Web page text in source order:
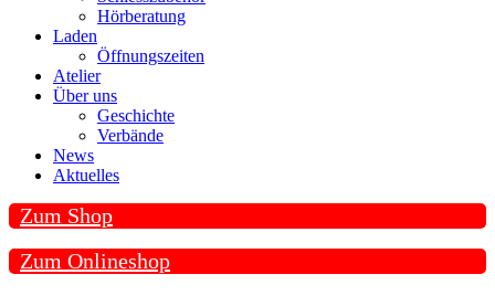
Hörberatung
Laden
Öffnungszeiten
Atelier
Über uns
Geschichte
Verbände
News
Aktuelles
Zum Shop
Zum Onlineshop